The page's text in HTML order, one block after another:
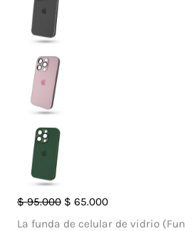
$95.000 El
precio
$ 65.000El
precio
La funda de celular de vidrio
Case
IOS